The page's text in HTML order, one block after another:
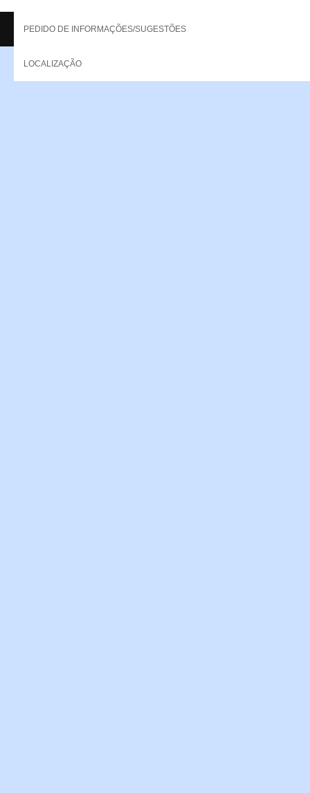
PEDIDO DE INFORMAÇÕES/SUGESTÕES
LOCALIZAÇÃO
Copyright - 2013 NERPOR. All rights reserved.